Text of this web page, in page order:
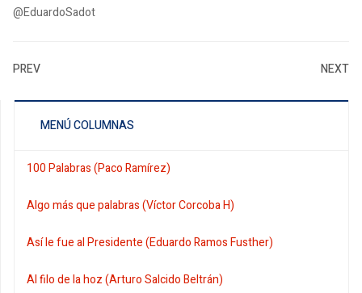
@EduardoSadot
PREV NEXT
MENÚ COLUMNAS
100 Palabras (Paco Ramírez)
Algo más que palabras (Víctor Corcoba H)
Así le fue al Presidente (Eduardo Ramos Fusther)
Al filo de la hoz (Arturo Salcido Beltrán)